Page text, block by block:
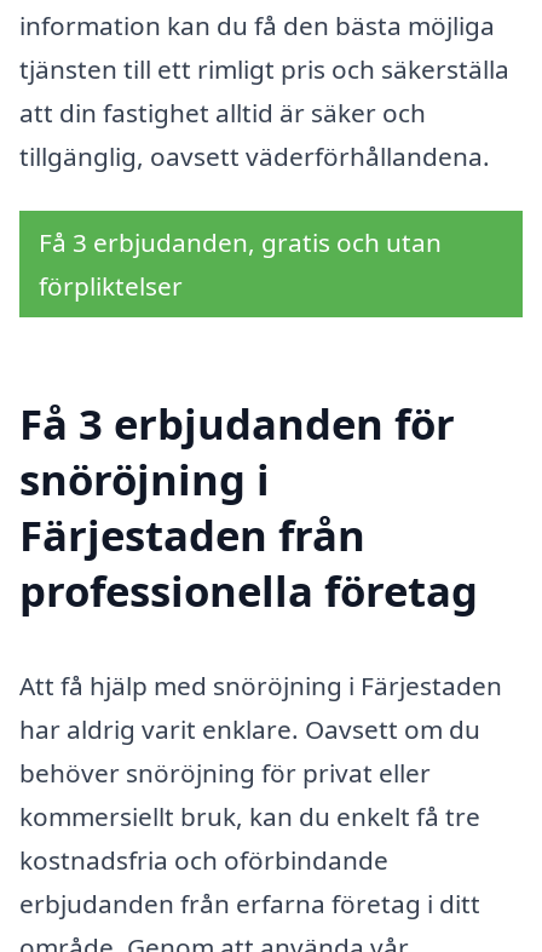
information kan du få den bästa möjliga
tjänsten till ett rimligt pris och säkerställa
att din fastighet alltid är säker och
tillgänglig, oavsett väderförhållandena.
Få 3 erbjudanden, gratis och utan
förpliktelser
Få 3 erbjudanden för
snöröjning i
Färjestaden från
professionella företag
Att få hjälp med snöröjning i Färjestaden
har aldrig varit enklare. Oavsett om du
behöver snöröjning för privat eller
kommersiellt bruk, kan du enkelt få tre
kostnadsfria och oförbindande
erbjudanden från erfarna företag i ditt